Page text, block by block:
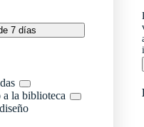
7 días
la biblioteca